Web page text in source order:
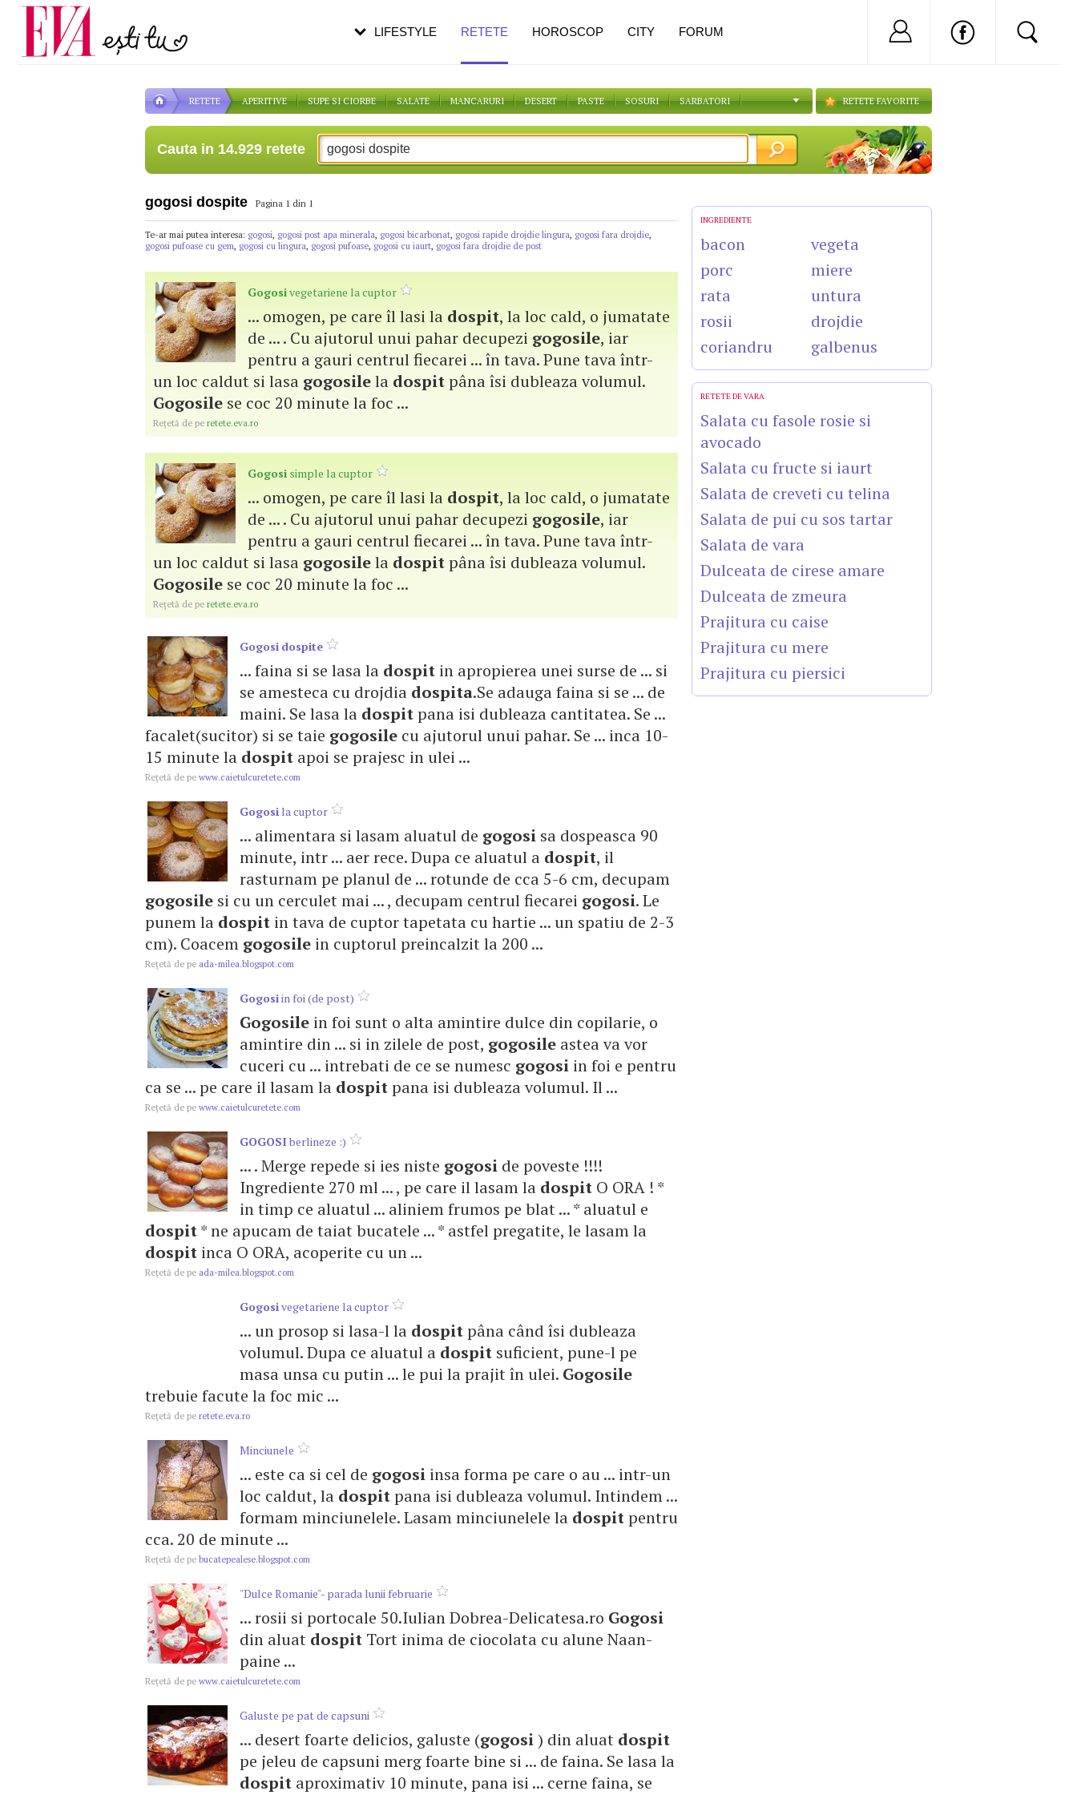
RETETE APERITIVE SUPE SI CIORBE SALATE MANCARURI DESERT PASTE SOSURI SARBATORI RETETE FAVORITE
Cauta in 14.929 retete
gogosi dospite Pagina 1 din 1
Te-ar mai putea interesa: gogosi, gogosi post apa minerala, gogosi bicarbonat, gogosi rapide drojdie lingura, gogosi fara drojdie,
gogosi pufoase cu gem, gogosi cu lingura, gogosi pufoase, gogosi cu iaurt, gogosi fara drojdie de post
Gogosivegetariene la cuptor
... omogen, pe care îl lasi la dospit, la loc cald, o jumatate
de ... . Cu ajutorul unui pahar decupezi gogosile, iar
pentru a gauri centrul fiecarei ... în tava. Pune tava într-
un loc caldut si lasa gogosilela dospitpâna îsi dubleaza volumul.
Gogosile se coc 20 minute la foc ...
Reţetă de pe retete.eva.ro
Gogosi simple la cuptor
... omogen, pe care îl lasi la dospit, la loc cald, o jumatate
de ... . Cu ajutorul unui pahar decupezi gogosile, iar
pentru a gauri centrul fiecarei ... în tava. Pune tava într-
un loc caldut si lasa gogosilela dospitpâna îsi dubleaza volumul.
Gogosile se coc 20 minute la foc ...
Reţetă de pe retete.eva.ro
Gogosi dospite
... faina si se lasa la dospit in apropierea unei surse de ... si
se amesteca cu drojdia dospita.Se adauga faina si se ... de
maini. Se lasa la dospitpana isi dubleaza cantitatea. Se ...
facalet(sucitor) si se taie gogosile cu ajutorul unui pahar. Se ... inca 10-
15 minute la dospit apoi se prajesc in ulei ...
Reţetă de pe www.caietulcuretete.com
Gogosi la cuptor
... alimentara si lasam aluatul de gogosi sa dospeasca 90
minute, intr ... aer rece. Dupa ce aluatul a dospit, il
rasturnam pe planul de ... rotunde de cca 5-6 cm, decupam
gogosile si cu un cerculet mai ... , decupam centrul fiecarei gogosi. Le
punem la dospit in tava de cuptor tapetata cu hartie ... un spatiu de 2-3
cm). Coacem gogosile in cuptorul preincalzit la 200 ...
Reţetă de pe ada-milea.blogspot.com
Gogosiin foi (de post)
Gogosile in foi sunt o alta amintire dulce din copilarie, o
amintire din ... si in zilele de post, gogosile astea va vor
cuceri cu ... intrebati de ce se numesc gogosi in foi e pentru
ca se ... pe care il lasam la dospitpana isi dubleaza volumul. Il ...
Reţetă de pe www.caietulcuretete.com
GOGOSIberlineze :)
... . Merge repede si ies niste gogosi de poveste !!!!
Ingrediente 270 ml ... , pe care il lasam la dospit O ORA ! *
in timp ce aluatul ... aliniem frumos pe blat ... * aluatul e
dospit* ne apucam de taiat bucatele ... * astfel pregatite, le lasam la
dospit inca O ORA, acoperite cu un ...
Reţetă de pe ada-milea.blogspot.com
Gogosivegetariene la cuptor
... un prosop si lasa-l la dospitpâna când îsi dubleaza
volumul. Dupa ce aluatul a dospit suficient, pune-l pe
masa unsa cu putin ... le pui la prajit în ulei. Gogosile
trebuie facute la foc mic ...
Reţetă de pe retete.eva.ro
Minciunele
... este ca si cel de gogosi insa forma pe care o au ... intr-un
loc caldut, la dospitpana isi dubleaza volumul. Intindem ...
formam minciunelele. Lasam minciunelele la dospitpentru
cca. 20 de minute ...
Reţetă de pe bucatepealese.blogspot.com
"Dulce Romanie"- parada lunii februarie
... rosii si portocale 50.Iulian Dobrea-Delicatesa.ro Gogosi
din aluat dospit Tort inima de ciocolata cu alune Naan-
paine ...
Reţetă de pe www.caietulcuretete.com
Galuste pe pat de capsuni
... desert foarte delicios, galuste (gogosi) din aluat dospit
pe jeleu de capsuni merg foarte bine si ... de faina. Se lasa la
dospit aproximativ 10 minute, pana isi ... cerne faina, se
INGREDIENTE
bacon
porc
rata
rosii
coriandru
vegeta
miere
untura
drojdie
galbenus
RETETE DE VARA
Salata cu fasole rosie si
avocado
Salata cu fructe si iaurt
Salata de creveti cu telina
Salata de pui cu sos tartar
Salata de vara
Dulceata de cirese amare
Dulceata de zmeura
Prajitura cu caise
Prajitura cu mere
Prajitura cu piersici
LIFESTYLE RETETE HOROSCOP CITY FORUM Nu ai cont?
Carieră
Actualitate